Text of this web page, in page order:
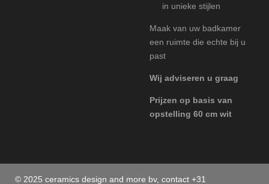
in unieke stijlen
Maak van uw badkamer
een ruimte die echte bij u
past
Wij adviseren u graag
Prijzen op basis van
opstelling 60 cm wit
© 2025 ceramics design and more bv, contact +31